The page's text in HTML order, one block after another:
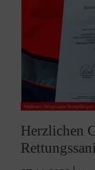
Herzlichen